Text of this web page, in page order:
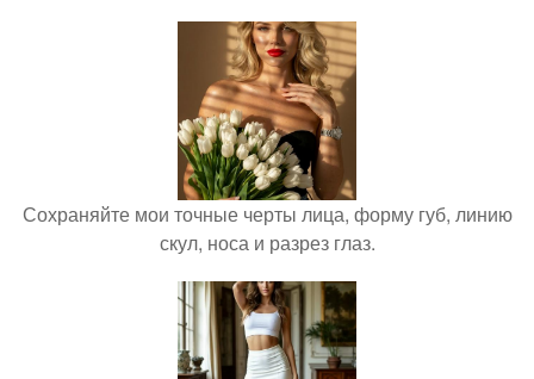
Сохраняйте мои точные черты лица, форму губ, линию
скул, носа и разрез глаз.